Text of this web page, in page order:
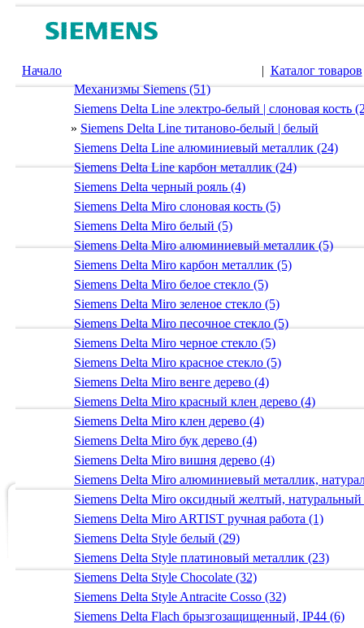
Начало | Каталог товаров
Механизмы Siemens (51)
Siemens Delta Line электро-белый | слоновая кость
» Siemens Delta Line титаново-белый | белый
Siemens Delta Line алюминиевый металлик (24)
Siemens Delta Line карбон металлик (24)
Siemens Delta черный рояль (4)
Siemens Delta Miro слоновая кость (5)
Siemens Delta Miro белый (5)
Siemens Delta Miro алюминиевый металлик (5)
Siemens Delta Miro карбон металлик (5)
Siemens Delta Miro белое стекло (5)
Siemens Delta Miro зеленое стекло (5)
Siemens Delta Miro песочное стекло (5)
Siemens Delta Miro черное стекло (5)
Siemens Delta Miro красное стекло (5)
Siemens Delta Miro венге дерево (4)
Siemens Delta Miro красный клен дерево (4)
Siemens Delta Miro клен дерево (4)
Siemens Delta Miro бук дерево (4)
Siemens Delta Miro вишня дерево (4)
Siemens Delta Miro алюминиевый металлик,
Siemens Delta Miro оксидный желтый,
Siemens Delta Miro ARTIST ручная работа (1)
Siemens Delta Style белый (29)
Siemens Delta Style платиновый металлик (23)
Siemens Delta Style Chocolate (32)
Siemens Delta Style Antracite Cosso (32)
Siemens Delta Flach брызгозащищенный, IP44 (6)